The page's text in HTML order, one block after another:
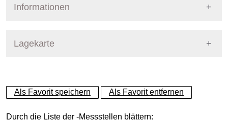
Informationen
Lagekarte
+
−
Als Favorit speichern Als Favorit entfernen
Durch die Liste der -Messstellen blättern: